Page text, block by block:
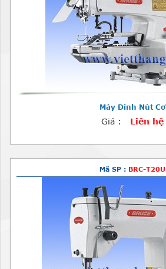
Máy Đính Nút Cơ
Giá : Liên hệ
Mã SP : BRC-T20U